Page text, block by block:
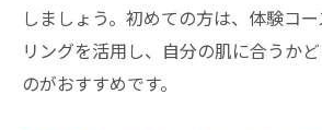
ド
シワ改善を目指す方必見の
め
しましょう。初めての方は、体験コ
リングを活用し、自分の肌に合うか
のがおすすめです。